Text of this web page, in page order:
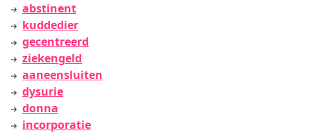
abstinent
kuddedier
gecentreerd
ziekengeld
aaneensluiten
dysurie
donna
incorporatie